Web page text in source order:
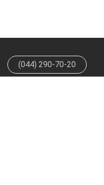
(044) 290-70-20